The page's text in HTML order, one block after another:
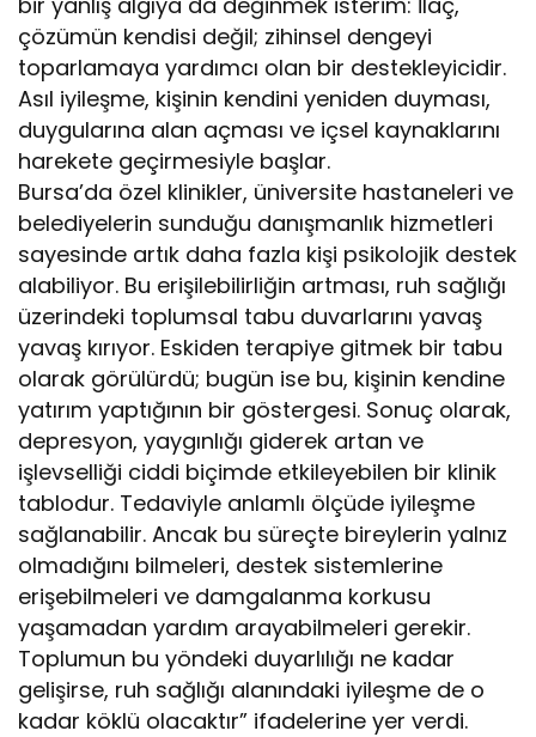
çözümün kendisi değil; zihinsel dengeyi
toparlamaya yardımcı olan bir destekleyicidir.
Asıl iyileşme, kişinin kendini yeniden duyması,
duygularına alan açması ve içsel kaynaklarını
harekete geçirmesiyle başlar.
Bursa’da özel klinikler, üniversite hastaneleri ve
belediyelerin sunduğu danışmanlık hizmetleri
sayesinde artık daha fazla kişi psikolojik destek
alabiliyor. Bu erişilebilirliğin artması, ruh sağlığı
üzerindeki toplumsal tabu duvarlarını yavaş
yavaş kırıyor. Eskiden terapiye gitmek bir tabu
olarak görülürdü; bugün ise bu, kişinin kendine
yatırım yaptığının bir göstergesi. Sonuç olarak,
depresyon, yaygınlığı giderek artan ve
işlevselliği ciddi biçimde etkileyebilen bir klinik
tablodur. Tedaviyle anlamlı ölçüde iyileşme
sağlanabilir. Ancak bu süreçte bireylerin yalnız
olmadığını bilmeleri, destek sistemlerine
erişebilmeleri ve damgalanma korkusu
yaşamadan yardım arayabilmeleri gerekir.
Toplumun bu yöndeki duyarlılığı ne kadar
gelişirse, ruh sağlığı alanındaki iyileşme de o
kadar köklü olacaktır” ifadelerine yer verdi.